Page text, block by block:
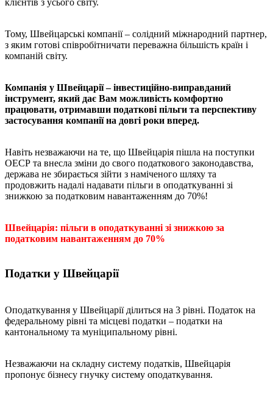
Тому, Швейцарські компанії – солідний міжнародний партнер,
з яким готові співробітничати переважна більшість країн і
компаній світу.
Компанія у Швейцарії – інвестиційно-виправданий
інструмент, який дає Вам можливість комфортно
працювати, отримавши податкові пільги та перспективу
застосування компанії на довгі роки вперед.
Навіть незважаючи на те, що Швейцарія пішла на поступки
ОЕСР та внесла зміни до свого податкового законодавства,
держава не збирається зійти з наміченого шляху та
продовжить надалі надавати пільги в оподаткуванні зі
знижкою за податковим навантаженням до 70%!
Швейцарія: пільги в оподаткуванні зі знижкою за
податковим навантаженням до 70%
Податки у Швейцарії
Оподаткування у Швейцарії ділиться на 3 рівні. Податок на
федеральному рівні та місцеві податки – податки на
кантональному та муніципальному рівні.
Незважаючи на складну систему податків, Швейцарія
пропонує бізнесу гнучку систему оподаткування.